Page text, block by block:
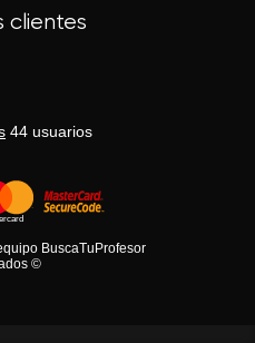
clientes
44 usuarios
BuscaTuProfesor
©